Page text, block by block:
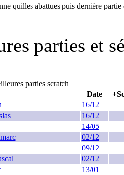
quilles abattues puis dernière
parties et
parties scratch
Date
16/12
16/12
14/05
02/12
09/12
02/12
13/01